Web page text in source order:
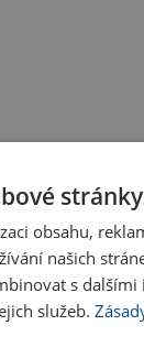
obsahu,
našich
s
služeb.